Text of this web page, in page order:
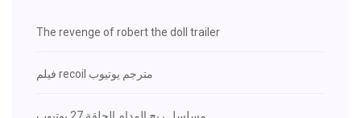
The revenge of robert the doll trailer
فيلم recoil مترجم يوتيوب
مسلسل ريح المدام الحلقة 27 يوتيوب